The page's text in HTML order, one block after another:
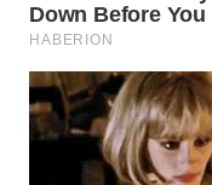
WAHANA
WAHANA
DESA
WISATA